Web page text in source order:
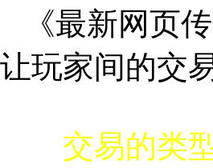
《最新网页
让玩家间的交
交易的类